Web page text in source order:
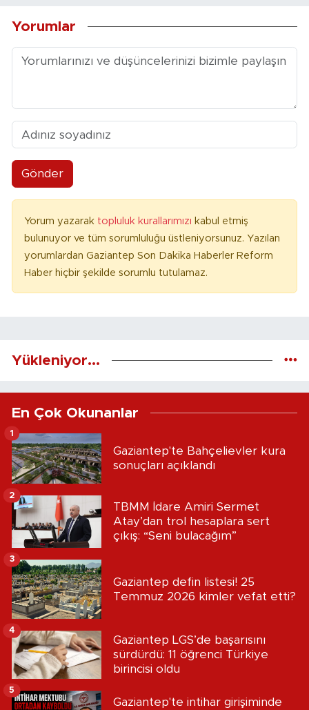
Yorumlar
Gönder
Yorum yazarak topluluk kurallarımızı kabul etmiş
bulunuyor ve tüm sorumluluğu üstleniyorsunuz. Yazılan
yorumlardan Gaziantep Son Dakika Haberler Reform
Haber hiçbir şekilde sorumlu tutulamaz.
Yükleniyor...
En Çok Okunanlar
Gaziantep'te Bahçelievler kura
sonuçları açıklandı
1
TBMM İdare Amiri Sermet
Atay’dan trol hesaplara sert
çıkış: “Seni bulacağım”
2
Gaziantep defin listesi! 25
Temmuz 2026 kimler vefat etti?
3
Gaziantep LGS’de başarısını
sürdürdü: 11 öğrenci Türkiye
birincisi oldu
4
Gaziantep'te intihar girişiminde
5